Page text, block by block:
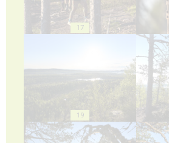
17
19